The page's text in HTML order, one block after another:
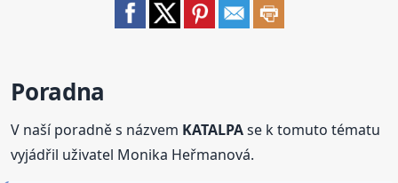
Poradna
V naší poradně s názvem KATALPAse k tomuto tématu
vyjádřil uživatel Monika Heřmanová.